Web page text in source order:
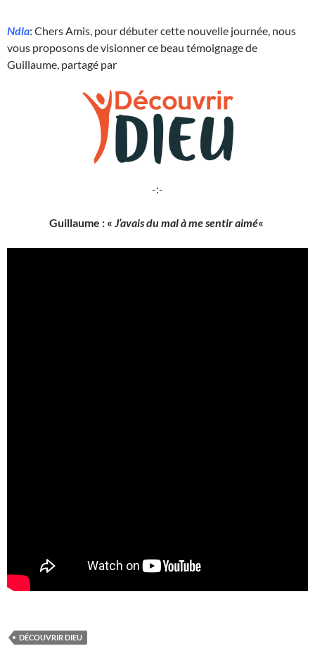
Ndla: Chers Amis, pour débuter cette nouvelle journée, nous
vous proposons de visionner ce beau témoignage de
Guillaume, partagé par
-:-
Guillaume : « J’avais du mal à me sentir aimé«
DÉCOUVRIR DIEU